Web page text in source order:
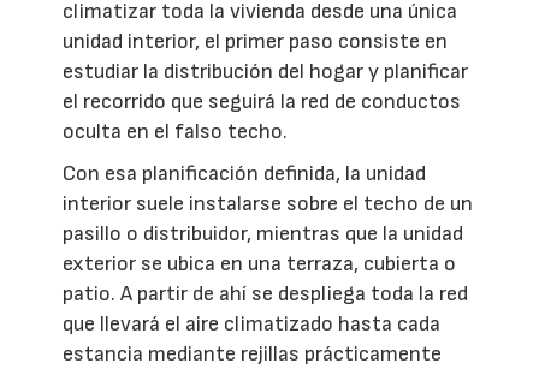
climatizar toda la vivienda desde una única
unidad interior, el primer paso consiste en
estudiar la distribución del hogar y planificar
el recorrido que seguirá la red de conductos
oculta en el falso techo.
Con esa planificación definida, la unidad
interior suele instalarse sobre el techo de un
pasillo o distribuidor, mientras que la unidad
exterior se ubica en una terraza, cubierta o
patio. A partir de ahí se despliega toda la red
que llevará el aire climatizado hasta cada
estancia mediante rejillas prácticamente